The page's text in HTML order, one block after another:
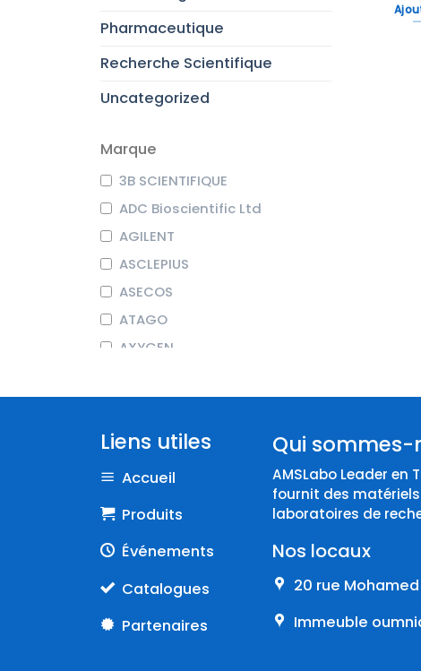
Pharmaceutique
Recherche Scientifique
Uncategorized
Marque
3B SCIENTIFIQUE
ADC Bioscientific Ltd
AGILENT
ASCLEPIUS
ASECOS
ATAGO
AXYGEN
BIOCHROM
COLE-PARMER
CORNING
DURAN
EPPENDORF
ERLAB
Liens utiles
Accueil
Produits
Événements
Catalogues
Partenaires
Qui sommes-
AMSLabo Leader en
fournit des
laboratoires de
Nos locaux
20 rue
Immeuble